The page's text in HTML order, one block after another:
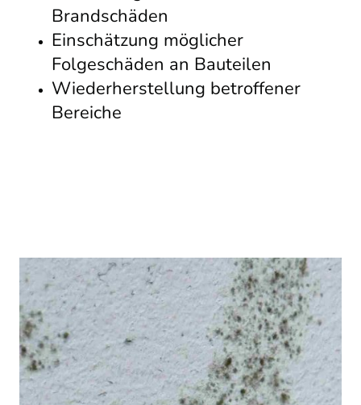
Brandschäden
Einschätzung möglicher
Folgeschäden an Bauteilen
Wiederherstellung betroffener
Bereiche